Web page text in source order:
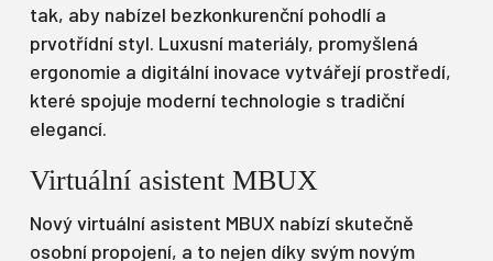
tak, aby nabízel bezkonkurenční pohodlí a
prvotřídní styl. Luxusní materiály, promyšlená
ergonomie a digitální inovace vytvářejí prostředí,
které spojuje moderní technologie s tradiční
elegancí.
Virtuální asistent MBUX
Nový virtuální asistent MBUX nabízí skutečně
osobní propojení, a to nejen díky svým novým